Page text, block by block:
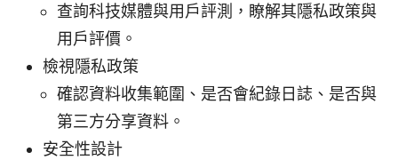
查詢科技媒體與用戶評測，瞭解其隱私政策與
用戶評價。
檢視隱私政策
確認資料收集範圍、是否會紀錄日誌、是否與
第三方分享資料。
安全性設計